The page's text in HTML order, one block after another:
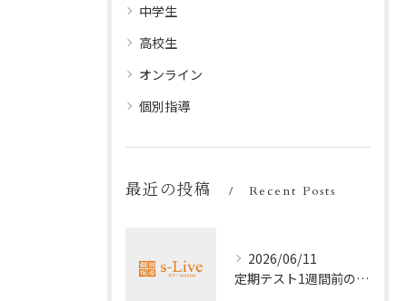
中学生
高校生
オンライン
個別指導
最近の投稿 Recent Posts
2026/06/11
定期テスト1週間前の効率暗記法